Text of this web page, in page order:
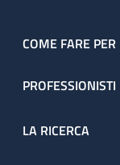
COME FARE PER
PROFESSIONISTI
LA RICERCA